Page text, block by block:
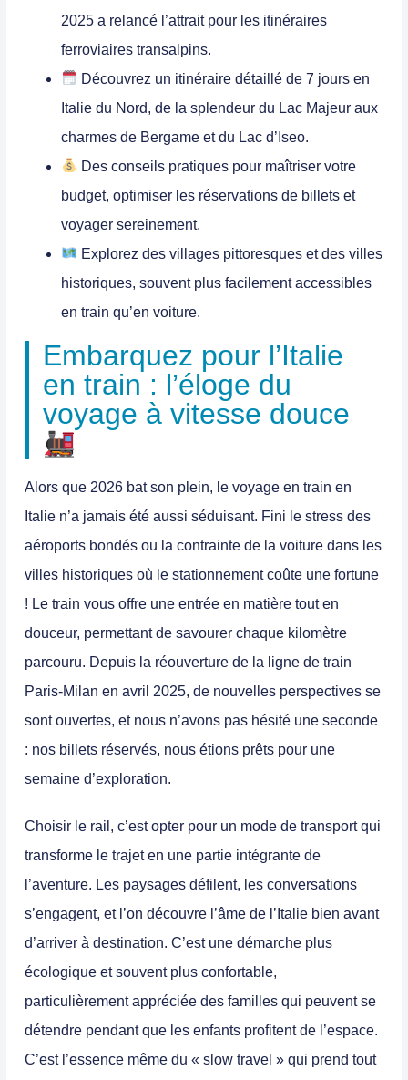
2025 a relancé l’attrait pour les itinéraires
ferroviaires transalpins.
Découvrez un itinéraire détaillé de7 jours en
Italie du Nord, de la splendeur du Lac Majeur aux
charmes de Bergame et du Lac d’Iseo.
Des conseils pratiques pour maîtriser votre
budget, optimiser les réservations de billets et
voyager sereinement.
Explorez desvillages pittoresques et des villes
historiques, souvent plus facilement accessibles
en train qu’en voiture.
Embarquez pour l’Italie
en train : l’éloge du
voyage à vitesse douce
Alors que 2026 bat son plein, le voyage en train en
Italie n’a jamais été aussi séduisant. Fini le stress des
aéroports bondés ou la contrainte de la voiture dans les
villes historiques où le stationnement coûte une fortune
! Le train vous offre une entrée en matière tout en
douceur, permettant de savourer chaque kilomètre
parcouru. Depuis la réouverture de la ligne de train
Paris-Milan en avril 2025, de nouvelles perspectives se
sont ouvertes, et nous n’avons pas hésité une seconde
: nos billets réservés, nous étions prêts pour une
semaine d’exploration.
Choisir le rail, c’est opter pour un mode de transport qui
transforme le trajet en une partie intégrante de
l’aventure. Les paysages défilent, les conversations
s’engagent, et l’on découvre l’âme de l’Italie bien avant
d’arriver à destination. C’est une démarche plus
écologique et souvent plus confortable,
particulièrement appréciée des familles qui peuvent se
détendre pendant que les enfants profitent de l’espace.
C’est l’essence même du « slow travel » qui prend tout